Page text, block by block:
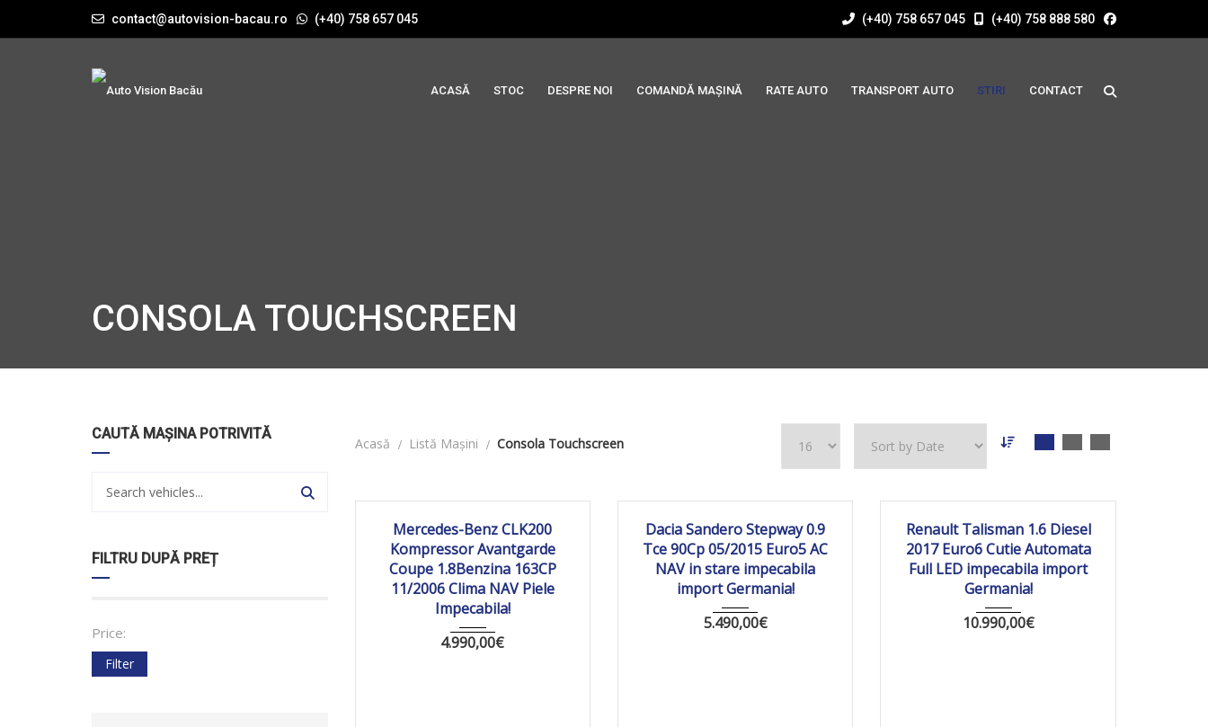
contact@autovision-bacau.ro (+40) 758 657 045 (+40) 758 657 045 (+40) 758 888 580
ACASĂ STOC DESPRE NOI COMANDĂ MAȘINĂ RATE AUTO TRANSPORT AUTO STIRI CONTACT
CONSOLA TOUCHSCREEN
CAUTĂ MAȘINA POTRIVITĂ
FILTRU DUPĂ PREȚ
Price:
Filter
Acasă Listă Mașini Consola Touchscreen
2006 Manua... 261265 km
Mercedes-Benz CLK200
Kompressor Avantgarde
Coupe 1.8Benzina 163CP
11/2006 Clima NAV Piele
Impecabila!
4.990,00€
2015 Manua... 207 704
Dacia Sandero Stepway 0.9
Tce 90Cp 05/2015 Euro5 AC
NAV in stare impecabila
import Germania!
5.490,00€
Autom... 203 459
Renault Talisman 1.6 Diesel
2017 Euro6 Cutie Automata
Full LED impecabila import
Germania!
10.990,00€